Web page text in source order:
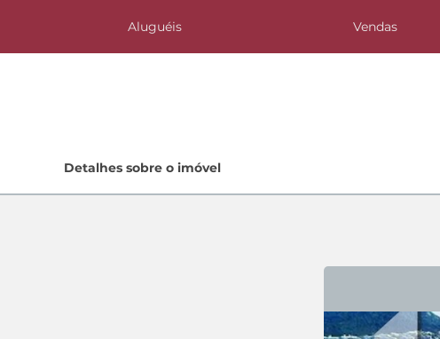
Aluguéis Vendas
Lançamentos
Detalhes sobre o imóvel